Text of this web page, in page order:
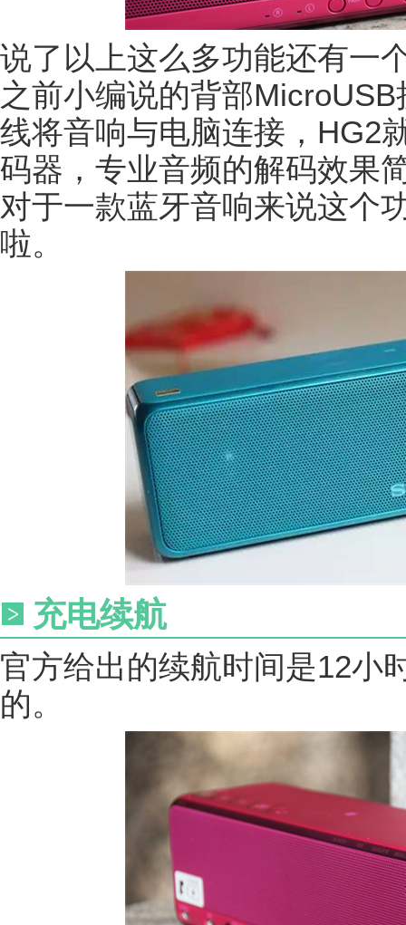
说了以上这么多功能还有一
之前小编说的背部
线将音响与电脑连接，HG2
码器，专业音频的解码效果
对于一款蓝牙音响来说这个
啦。
充电续航
官方给出的续航时间是12小
的。